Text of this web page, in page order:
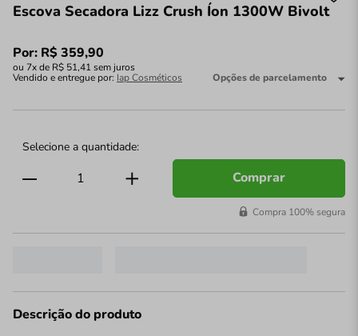
Escova Secadora Lizz Crush Íon 1300W Bivolt
Por: R$359,90
ou 7x de R$ 51,41sem juros
Vendido e entregue por: Iap Cosméticos Opções de parcelamento
Comprar
Compra 100% segura
Descrição do produto